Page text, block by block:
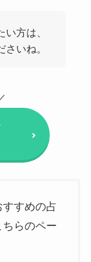
方は、
いね。
すめの占
らのペー